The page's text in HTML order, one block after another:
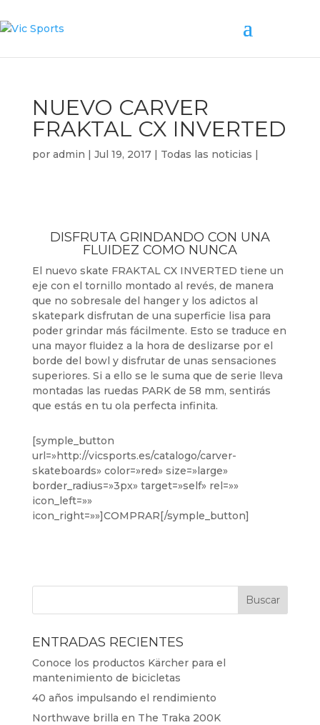
NUEVO CARVER
FRAKTAL CX INVERTED
por admin | Jul 19, 2017| Todas las noticias |
DISFRUTA GRINDANDO CON UNA
FLUIDEZ COMO NUNCA
El nuevo skate FRAKTAL CX INVERTED tiene un
eje con el tornillo montado al revés, de manera
que no sobresale del hanger y los adictos al
skatepark disfrutan de una superficie lisa para
poder grindar más fácilmente. Esto se traduce en
una mayor fluidez a la hora de deslizarse por el
borde del bowl y disfrutar de unas sensaciones
superiores. Si a ello se le suma que de serie lleva
montadas las ruedas PARK de 58 mm, sentirás
que estás en tu ola perfecta infinita.
[symple_button
url=»http://vicsports.es/catalogo/carver-
skateboards» color=»red» size=»large»
border_radius=»3px» target=»self» rel=»»
icon_left=»»
icon_right=»»]COMPRAR[/symple_button]
ENTRADAS RECIENTES
Conoce los productos Kärcher para el
mantenimiento de bicicletas
40 años impulsando el rendimiento
Northwave brilla en The Traka 200K